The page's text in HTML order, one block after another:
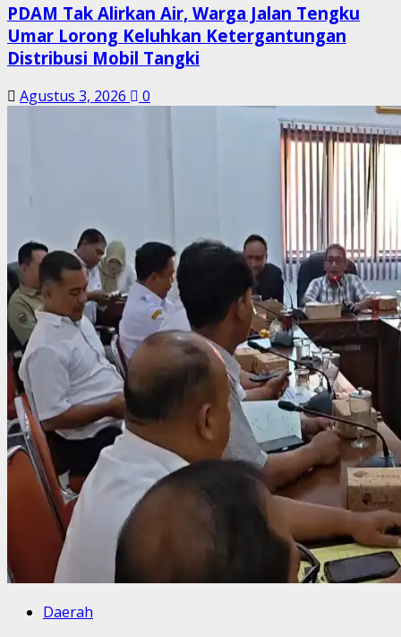
PDAM Tak Alirkan Air, Warga Jalan Tengku
Umar Lorong Keluhkan Ketergantungan
Distribusi Mobil Tangki
Agustus 3, 2026 0
Daerah